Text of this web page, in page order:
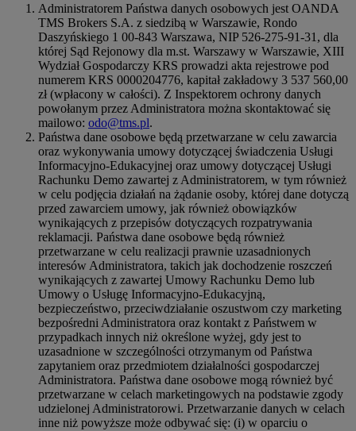
Administratorem Państwa danych osobowych jest OANDA
TMS Brokers S.A. z siedzibą w Warszawie, Rondo
Daszyńskiego 1 00-843 Warszawa, NIP 526-275-91-31, dla
której Sąd Rejonowy dla m.st. Warszawy w Warszawie, XIII
Wydział Gospodarczy KRS prowadzi akta rejestrowe pod
numerem KRS 0000204776, kapitał zakładowy 3 537 560,00
zł (wpłacony w całości). Z Inspektorem ochrony danych
powołanym przez Administratora można skontaktować się
mailowo: odo@tms.pl.
Państwa dane osobowe będą przetwarzane w celu zawarcia
oraz wykonywania umowy dotyczącej świadczenia Usługi
Informacyjno-Edukacyjnej oraz umowy dotyczącej Usługi
Rachunku Demo zawartej z Administratorem, w tym również
w celu podjęcia działań na żądanie osoby, której dane dotyczą
przed zawarciem umowy, jak również obowiązków
wynikających z przepisów dotyczących rozpatrywania
reklamacji. Państwa dane osobowe będą również
przetwarzane w celu realizacji prawnie uzasadnionych
interesów Administratora, takich jak dochodzenie roszczeń
wynikających z zawartej Umowy Rachunku Demo lub
Umowy o Usługę Informacyjno-Edukacyjną,
bezpieczeństwo, przeciwdziałanie oszustwom czy marketing
bezpośredni Administratora oraz kontakt z Państwem w
przypadkach innych niż określone wyżej, gdy jest to
uzasadnione w szczególności otrzymanym od Państwa
zapytaniem oraz przedmiotem działalności gospodarczej
Administratora. Państwa dane osobowe mogą również być
przetwarzane w celach marketingowych na podstawie zgody
udzielonej Administratorowi. Przetwarzanie danych w celach
inne niż powyższe może odbywać się: (i) w oparciu o